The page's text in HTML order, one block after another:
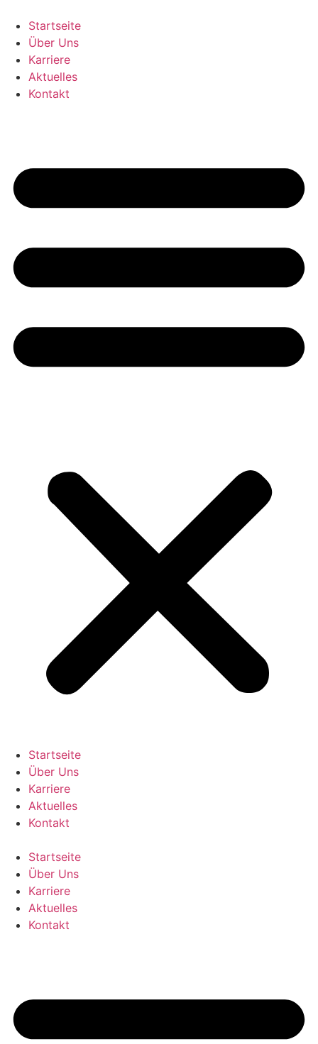
Inhalt
springen
Startseite
Über Uns
Karriere
Aktuelles
Kontakt
Startseite
Über Uns
Karriere
Aktuelles
Kontakt
Startseite
Über Uns
Karriere
Aktuelles
Kontakt